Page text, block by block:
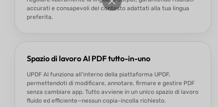
accurati e consapevoli del contesto adattati alla tua lingua
preferita.
Spazio di lavoro AI PDF tutto-in-uno
UPDF AI funziona all'interno della piattaforma UPDF,
permettendoti di modificare, annotare, firmare e gestire PDF
senza cambiare app. Tutto avviene in un unico spazio di lavoro
fluido ed efficiente—nessun copia-incolla richiesto.